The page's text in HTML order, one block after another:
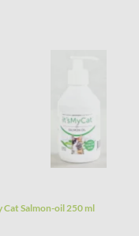
Cat Salmon-oil 250 ml